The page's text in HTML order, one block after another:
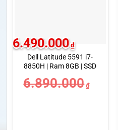
Dell Latitude 5591 i7-
8850H | Ram 8GB | SSD
2GB | Màn 15.6 inch FHD
6.890.000 ₫
6.490.000 ₫